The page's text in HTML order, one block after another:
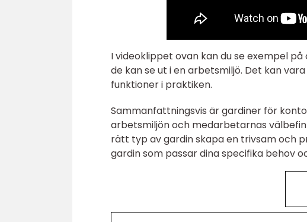
I videoklippet ovan kan du se exempel
de kan se ut i en arbetsmiljö. Det kan
funktioner i praktiken.
Sammanfattningsvis är gardiner för
arbetsmiljön och medarbetarnas
rätt typ av gardin skapa en trivsam och
gardin som passar dina specifika behov